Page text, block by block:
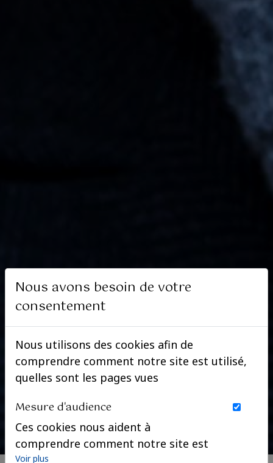
Nous avons besoin de votre
consentement
Nous utilisons des cookies afin de
comprendre comment notre site est utilisé,
quelles sont les pages vues
Mesure d'audience
Ces cookies nous aident à
comprendre comment notre site est
utilisé. Nous savons quelles pages
Voir plus